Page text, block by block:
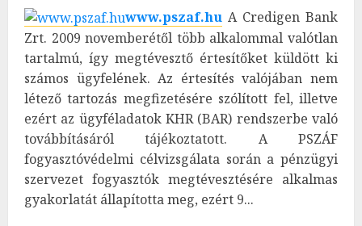
www.pszaf.hu A Credigen Bank
Zrt. 2009 novemberétől több alkalommal valótlan
tartalmú, így megtévesztő értesítőket küldött ki
számos ügyfelének. Az értesítés valójában nem
létező tartozás megfizetésére szólított fel, illetve
ezért az ügyféladatok KHR (BAR) rendszerbe való
továbbításáról tájékoztatott. A PSZÁF
fogyasztóvédelmi célvizsgálata során a pénzügyi
szervezet fogyasztók megtévesztésére alkalmas
gyakorlatát állapította meg, ezért 9...